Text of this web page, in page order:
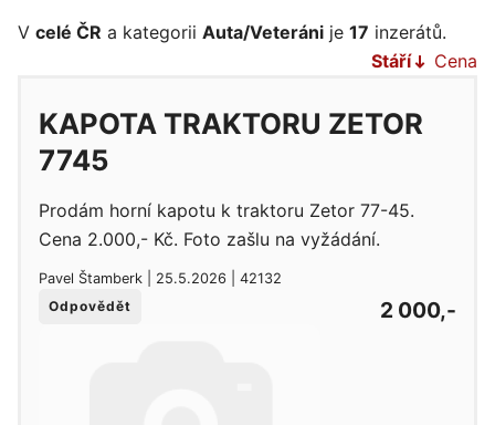
V celé ČR a kategorii Auta/Veteráni je 17 inzerátů.
Stáří
Cena
KAPOTA TRAKTORU ZETOR
7745
Prodám horní kapotu k traktoru Zetor 77-45.
Cena 2.000,- Kč. Foto zašlu na vyžádání.
Pavel Štamberk | 25.5.2026 | 42132
Odpovědět
2 000,-